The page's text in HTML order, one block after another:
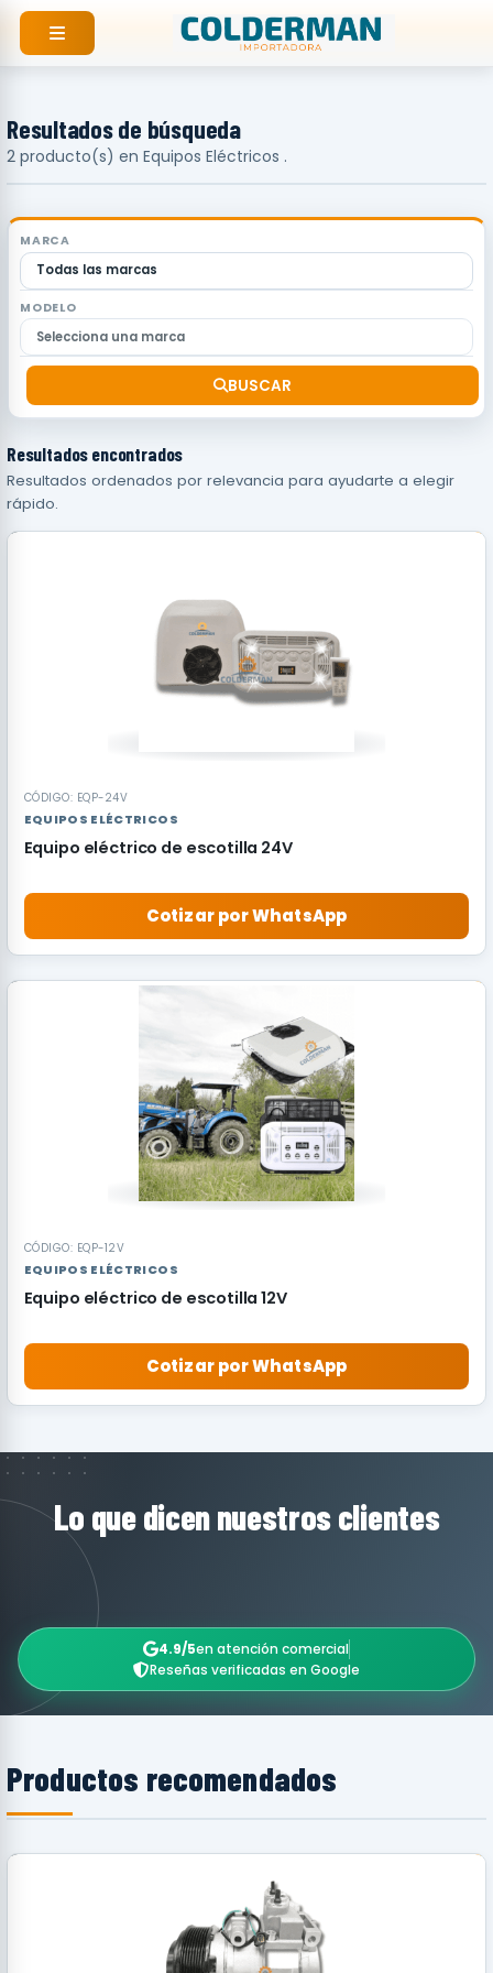
contenido
Resultados de búsqueda
2 producto(s) en Equipos Eléctricos .
MARCA
MODELO
BUSCAR
Resultados encontrados
Resultados ordenados por relevancia para ayudarte a elegir
rápido.
CÓDIGO: EQP-24V
EQUIPOS ELÉCTRICOS
Equipo eléctrico de escotilla 24V
Cotizar por WhatsApp
CÓDIGO: EQP-12V
EQUIPOS ELÉCTRICOS
Equipo eléctrico de escotilla 12V
Cotizar por WhatsApp
Lo que dicen nuestros clientes
4.9/5en atención comercial
Reseñas verificadas en Google
Productos recomendados